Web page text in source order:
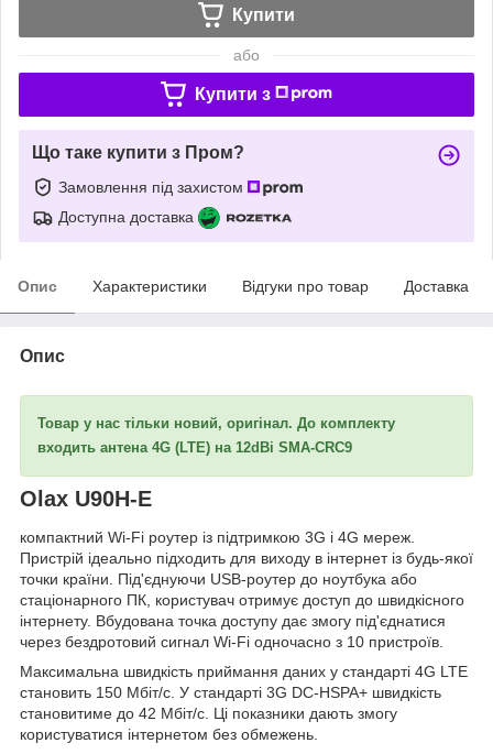
Купити
або
Купити з
Що таке купити з Пром?
Замовлення під захистом
Доступна доставка
Опис Характеристики Відгуки про товар Доставка
Опис
Товар у нас тільки новий, оригінал. До комплекту
входить антена 4G (LTE) на 12dBi SMA-CRC9
Olax U90H-E
компактний Wi-Fi роутер із підтримкою 3G і 4G мереж.
Пристрій ідеально підходить для виходу в інтернет із будь-якої
точки країни. Під'єднуючи USB-роутер до ноутбука або
стаціонарного ПК, користувач отримує доступ до швидкісного
інтернету. Вбудована точка доступу дає змогу під'єднатися
через бездротовий сигнал Wi-Fi одночасно з 10 пристроїв.
Максимальна швидкість приймання даних у стандарті 4G LTE
становить 150 Мбіт/с. У стандарті 3G DC-HSPA+ швидкість
становитиме до 42 Мбіт/с. Ці показники дають змогу
користуватися інтернетом без обмежень.